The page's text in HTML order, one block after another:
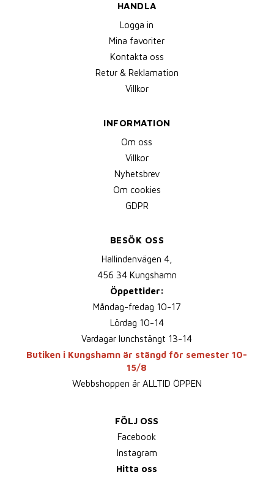
HANDLA
Logga in
Mina favoriter
Kontakta oss
Retur & Reklamation
Villkor
INFORMATION
Om oss
Villkor
Nyhetsbrev
Om cookies
GDPR
BESÖK OSS
Hallindenvägen 4,
456 34 Kungshamn
Öppettider:
Måndag-fredag 10-17
Lördag 10-14
Vardagar lunchstängt 13-14
Butiken i Kungshamn är stängd för semester 10-
15/8
Webbshoppen är ALLTID ÖPPEN
FÖLJ OSS
Facebook
Instagram
Hitta oss